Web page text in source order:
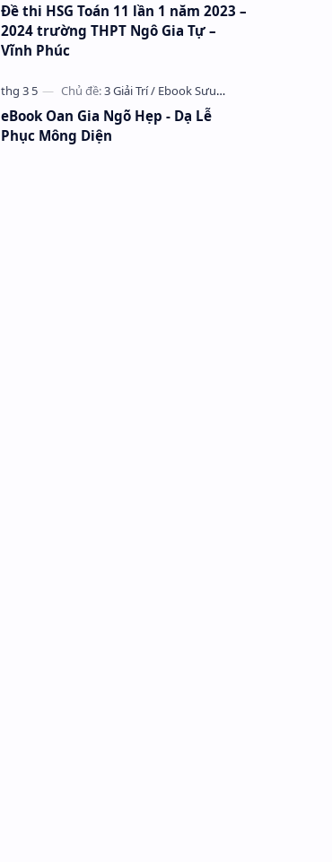
Đề thi HSG Toán 11 lần 1 năm 2023 –
2024 trường THPT Ngô Gia Tự –
Vĩnh Phúc
eBook Oan Gia Ngõ Hẹp - Dạ Lễ
Phục Mông Diện